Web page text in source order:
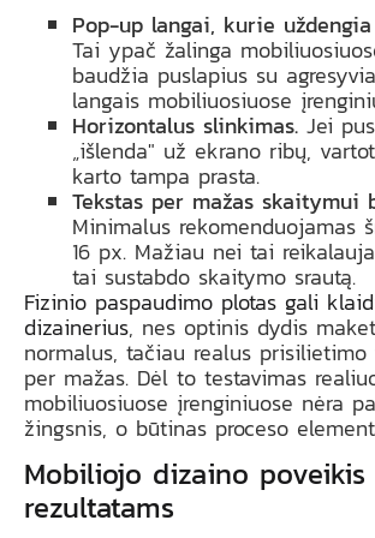
Pop-up langai, kurie
Tai ypač žalinga
baudžia puslapius su
langais mobiliuosiuose
Horizontalus slinkimas. Jei
„išlenda" už ekrano ribų,
karto tampa prasta.
Tekstas per mažas skaitymui
Minimalus rekomenduojamas
16 px. Mažiau nei tai
tai sustabdo skaitymo srautą.
Fizinio paspaudimo plotas gali
dizainerius, nes optinis dydis
normalus, tačiau realus
per mažas. Dėl to testavimas
mobiliuosiuose įrenginiuose nėra
žingsnis, o būtinas proceso
Mobiliojo dizaino poveikis
rezultatams